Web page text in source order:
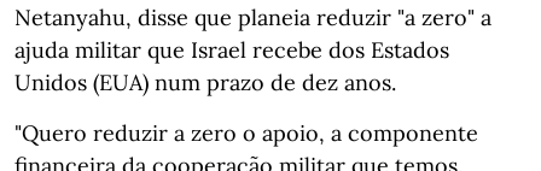
Netanyahu, disse que planeia reduzir "a zero" a
ajuda militar que Israel recebe dos Estados
Unidos (EUA) num prazo de dez anos.
"Quero reduzir a zero o apoio, a componente
financeira da cooperação militar que temos,